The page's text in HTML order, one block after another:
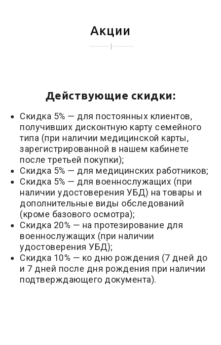
Акции
Действующие скидки:
Скидка 5% — для постоянных клиентов,
получивших дисконтную карту семейного
типа (при наличии медицинской карты,
зарегистрированной в нашем кабинете
после третьей покупки);
Скидка 5% — для медицинских работников;
Скидка 5% — для военнослужащих (при
наличии удостоверения УБД) на товары и
дополнительные виды обследований
(кроме базового осмотра);
Скидка 20% — на протезирование для
военнослужащих (при наличии
удостоверения УБД);
Скидка 10% — ко дню рождения (7 дней до
и 7 дней после дня рождения при наличии
подтверждающего документа).